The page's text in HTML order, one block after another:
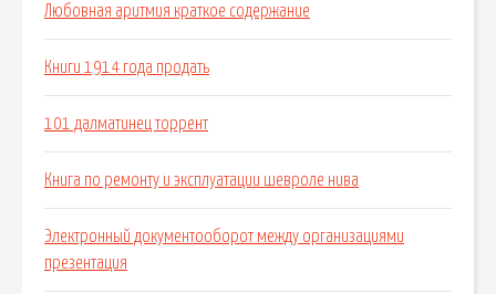
Любовная аритмия краткое содержание
Книги 1914 года продать
101 далматинец торрент
Книга по ремонту и эксплуатации шевроле нива
Электронный документооборот между организациями
презентация